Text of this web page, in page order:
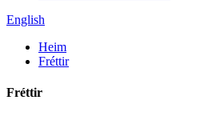
English
Heim
Fréttir
Fréttir